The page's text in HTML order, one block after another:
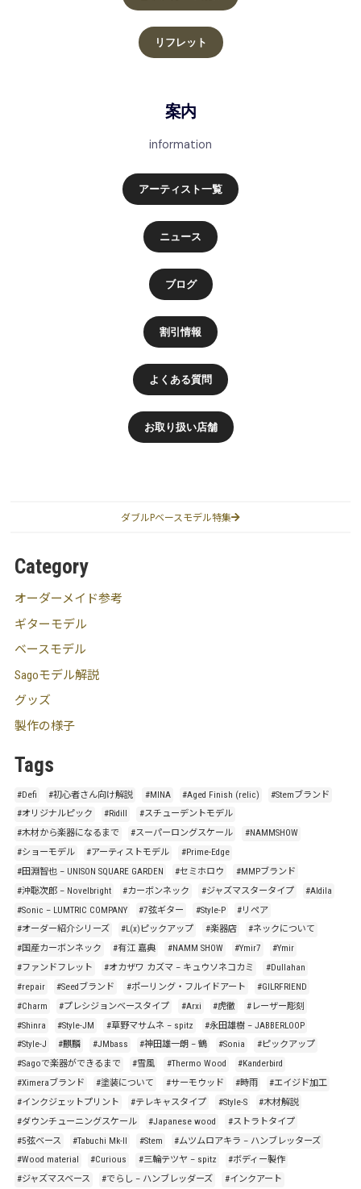
リフレット
案内
information
アーティスト一覧
ニュース
ブログ
割引情報
よくある質問
お取り扱い店舗
ダブルPベースモデル特集
Category
オーダーメイド参考
ギターモデル
ベースモデル
Sagoモデル解説
グッズ
製作の様子
Tags
#Defi #初心者さん向け解説 #MINA #Aged Finish (relic)
#Stemブランド
#オリジナルピック
#Ridill
#スチューデントモデル
#木材から楽器になるまで
#スーパーロングスケール
#NAMMSHOW
#ショーモデル
#アーティストモデル
#Prime-Edge
#田淵智也 – UNISON SQUARE GARDEN
#セミホロウ
#MMPブランド
#沖聡次郎 – Novelbright
#カーボンネック #ジャズマスタータイプ
#Aldila
#Sonic – LUMTRIC COMPANY
#7弦ギター #Style-P
#リペア
#オーダー紹介シリーズ
#L(x)ピックアップ #楽器店
#ネックについて
#国産カーボンネック
#有江 嘉典 #NAMM SHOW #Ymir7
#Ymir
#ファンドフレット
#オカザワ カズマ – キュウソネコカミ
#Dullahan
#repair
#Seedブランド #ポーリング・フルイドアート
#GILRFRIEND
#Charm
#プレシジョンベースタイプ #Arxi #虎徹
#レーザー彫刻
#Shinra
#Style-JM #草野マサムネ – spitz
#永田雄樹 – JABBERLOOP
#Style-J
#麒麟 #JMbass #神田雄一朗 – 鶴 #Sonia
#ピックアップ
#Sagoで楽器ができるまで
#雪風 #Thermo Wood
#Kanderbird
#Ximeraブランド
#塗装について #サーモウッド #時雨
#エイジド加工
#インクジェットプリント
#テレキャスタイプ #Style-S
#木材解説
#ダウンチューニングスケール
#Japanese wood
#ストラトタイプ
#5弦ベース
#Tabuchi Mk-II #Stem
#ムツムロアキラ – ハンブレッターズ
#Wood material
#Curious #三輪テツヤ – spitz
#ボディー製作
#ジャズマスベース
#でらし – ハンブレッダーズ #インクアート